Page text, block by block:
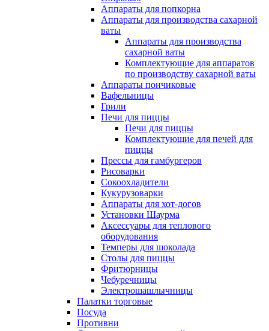
Аппараты для попкорна
Аппараты для производства сахарной
ваты
Аппараты для производства
сахарной ваты
Комплектующие для аппаратов
по производству сахарной ваты
Аппараты пончиковые
Вафельницы
Грили
Печи для пиццы
Печи для пиццы
Комплектующие для печей для
пиццы
Прессы для гамбургеров
Рисоварки
Сокоохладители
Кукурузоварки
Аппараты для хот-догов
Установки Шаурма
Аксессуары для теплового
оборудования
Темперы для шоколада
Столы для пиццы
Фритюрницы
Чебуречницы
Электрошашлычницы
Палатки торговые
Посуда
Противни